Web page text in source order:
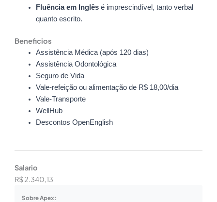
Fluência em Inglês é imprescindível, tanto verbal
quanto escrito.
Beneficios
Assistência Médica (após 120 dias)
Assistência Odontológica
Seguro de Vida
Vale-refeição ou alimentação de R$ 18,00/dia
Vale-Transporte
WellHub
Descontos OpenEnglish
Salario
R$ 2.340,13
Sobre Apex: